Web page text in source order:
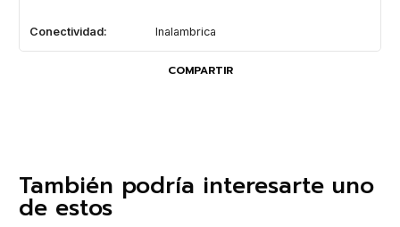
Conectividad: Inalambrica
COMPARTIR
También podría interesarte uno
de estos